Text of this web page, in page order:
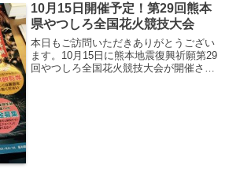
10月15日開催予定！第29回熊本
県やつしろ全国花火競技大会
本日もご訪問いただきありがとうござい
ます。10月15日に熊本地震復興祈願第29
回やつしろ全国花火競技大会が開催され